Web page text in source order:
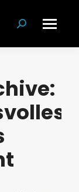
Suchen: